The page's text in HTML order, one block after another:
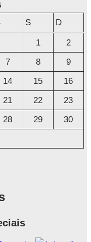
S D
1
2
7 8
9
14 15
16
21 22
23
28 29
30